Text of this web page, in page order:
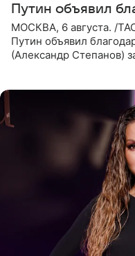
Путин объявил
МОСКВА, 6 августа. /
Путин объявил
(Александр Степанов)